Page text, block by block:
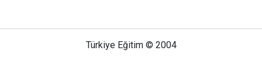
Türkiye Eğitim © 2004